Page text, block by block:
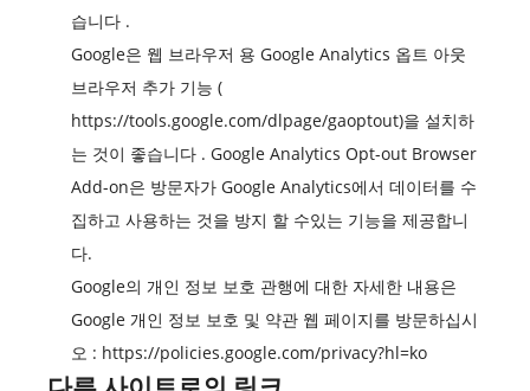
습니다 .
Google은 웹 브라우저 용 Google Analytics 옵트 아웃
브라우저 추가 기능 (
https://tools.google.com/dlpage/gaoptout)을 설치하
는 것이 좋습니다 . Google Analytics Opt-out Browser
Add-on은 방문자가 Google Analytics에서 데이터를 수
집하고 사용하는 것을 방지 할 수있는 기능을 제공합니
다.
Google의 개인 정보 보호 관행에 대한 자세한 내용은
Google 개인 정보 보호 및 약관 웹 페이지를 방문하십시
오 : https://policies.google.com/privacy?hl=ko